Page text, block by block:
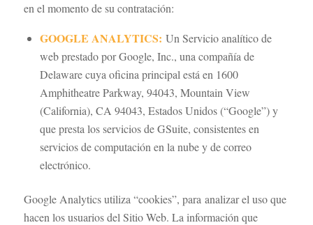
en el momento de su contratación:
GOOGLE ANALYTICS: Un Servicio analítico de
web prestado por Google, Inc., una compañía de
Delaware cuya oficina principal está en 1600
Amphitheatre Parkway, 94043, Mountain View
(California), CA 94043, Estados Unidos (“Google”) y
que presta los servicios de GSuite, consistentes en
servicios de computación en la nube y de correo
electrónico.
Google Analytics utiliza “cookies”, para analizar el uso que
hacen los usuarios del Sitio Web. La información que